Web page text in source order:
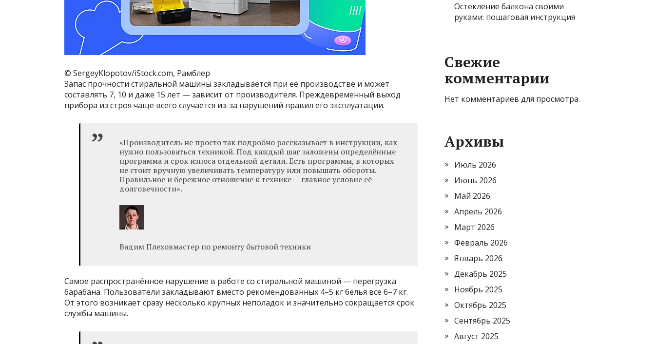
© SergeyKlopotov/iStock.com, Рамблер
Запас прочности стиральной машины закладывается при её производстве и может
составлять 7, 10 и даже 15 лет — зависит от производителя. Преждевременный выход
прибора из строя чаще всего случается из-за нарушений правил его эксплуатации.
«Производитель не просто так подробно рассказывает в инструкции, как
нужно пользоваться техникой. Под каждый шаг заложены определённые
программа и срок износа отдельной детали. Есть программы, в которых
не стоит вручную увеличивать температуру или повышать обороты.
Правильное и бережное отношение к технике — главное условие её
долговечности».
Вадим Плеховмастер по ремонту бытовой техники
Самое распространённое нарушение в работе со стиральной машиной — перегрузка
барабана. Пользователи закладывают вместо рекомендованных 4–5 кг белья все 6–7 кг.
От этого возникает сразу несколько крупных неполадок и значительно сокращается срок
службы машины.
Остекление балкона своими
руками: пошаговая инструкция
Свежие
комментарии
Нет комментариев для просмотра.
Архивы
Июль 2026
Июнь 2026
Май 2026
Апрель 2026
Март 2026
Февраль 2026
Январь 2026
Декабрь 2025
Ноябрь 2025
Октябрь 2025
Сентябрь 2025
Август 2025